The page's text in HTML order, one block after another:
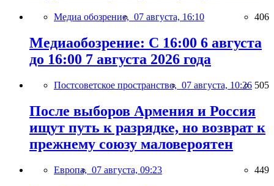
Медиа обозрение, 07 августа, 16:10 406
Медиаобозрение: С 16:00 6 августа
до 16:00 7 августа 2026 года
Постсоветское пространство, 07 августа, 10:26 505
После выборов Армения и Россия
ищут путь к разрядке, но возврат к
прежнему союзу маловероятен
Европа, 07 августа, 09:23 449